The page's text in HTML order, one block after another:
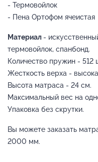
- Термовойлок
- Пена Ортофом ячеистая
Материал -
термовойлок, спанбонд.
Количество пружин - 512
Жесткость верха -
Высота матраса - 24 см.
Максимальный вес на
Упаковка без скрутки.
Вы можете заказать
2000 мм.